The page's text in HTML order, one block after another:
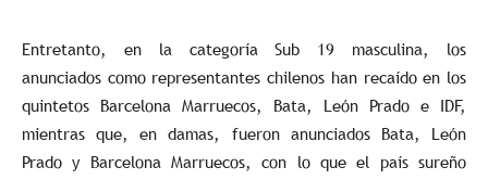
Entretanto, en la categoría Sub 19 masculina, los
anunciados como representantes chilenos han recaído en los
quintetos Barcelona Marruecos, Bata, León Prado e IDF,
mientras que, en damas, fueron anunciados Bata, León
Prado y Barcelona Marruecos, con lo que el país sureño